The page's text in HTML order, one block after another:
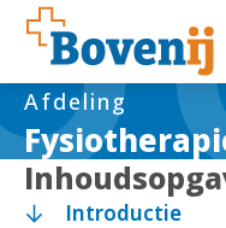
Afdeling
Introductie